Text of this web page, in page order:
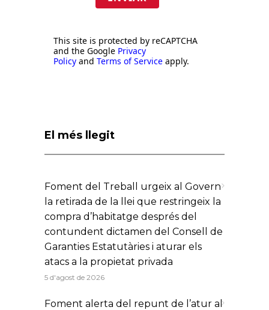
This site is protected by reCAPTCHA
and the Google Privacy
Policy and Terms of Service apply.
El més llegit
Foment del Treball urgeix al Govern
la retirada de la llei que restringeix la
compra d’habitatge després del
contundent dictamen del Consell de
Garanties Estatutàries i aturar els
atacs a la propietat privada
5 d'agost de 2026
Foment alerta del repunt de l’atur al